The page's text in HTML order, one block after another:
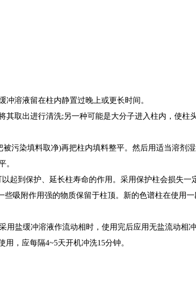
溶液留在柱内静置过晚上或更长时间。
取出进行清洗;另一种可能是大分子进入柱内，使柱
染填料取净)再把柱内填料整平。然后用适当溶剂
。
到保护、延长柱寿命的作用。采用保护柱会损失一
吸附作用强的物质保留于柱顶。新的色谱柱在使用
缓冲溶液作流动相时，使用完后应用无盐流动相冲
，应每隔4~5天开机冲洗15分钟。